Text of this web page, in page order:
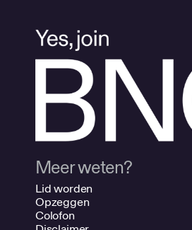
Meer weten?
Lid worden
Opzeggen
Colofon